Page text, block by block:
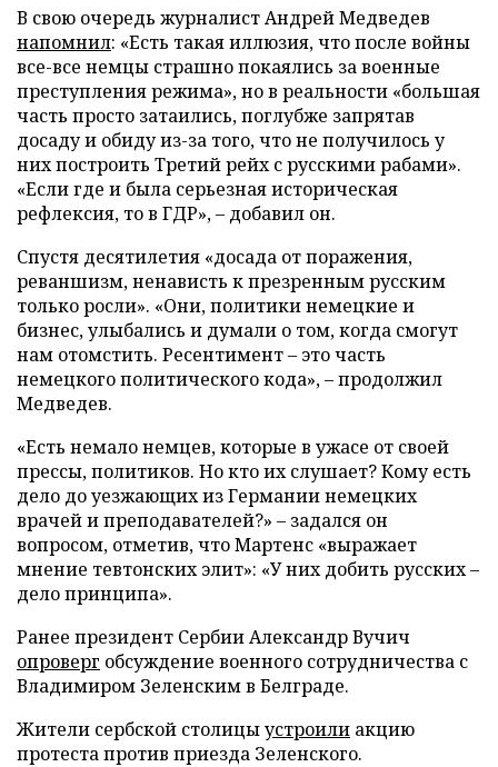
В свою очередь журналист Андрей Медведев
напомнил: «Есть такая иллюзия, что после войны
все-все немцы страшно покаялись за военные
преступления режима», но в реальности «большая
часть просто затаились, поглубже запрятав
досаду и обиду из-за того, что не получилось у
них построить Третий рейх с русскими рабами».
«Если где и была серьезная историческая
рефлексия, то в ГДР», – добавил он.
Спустя десятилетия «досада от поражения,
реваншизм, ненависть к презренным русским
только росли». «Они, политики немецкие и
бизнес, улыбались и думали о том, когда смогут
нам отомстить. Ресентимент – это часть
немецкого политического кода», – продолжил
Медведев.
«Есть немало немцев, которые в ужасе от своей
прессы, политиков. Но кто их слушает? Кому есть
дело до уезжающих из Германии немецких
врачей и преподавателей?» – задался он
вопросом, отметив, что Мартенс «выражает
мнение тевтонских элит»: «У них добить русских –
дело принципа».
Ранее президент Сербии Александр Вучич
опроверг обсуждение военного сотрудничества с
Владимиром Зеленским в Белграде.
Жители сербской столицыустроили акцию
протеста против приезда Зеленского.